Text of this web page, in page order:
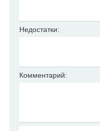
Недостатки:
Комментарий: